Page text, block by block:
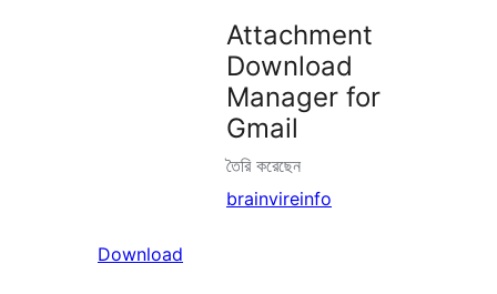
Attachment
Download
Manager for
Gmail
তৈরি করেছেন
brainvireinfo
Download